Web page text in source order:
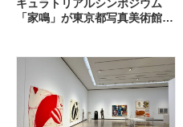
キュラトリアルシンポジウム
「家鳴」が東京都写真美術館で